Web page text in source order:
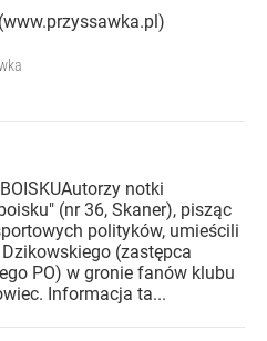
notki
(nr 36, Skaner), pisząc
polityków, umieścili
Dzikowskiego (zastępca
PO) w gronie fanów klubu
Informacja ta...